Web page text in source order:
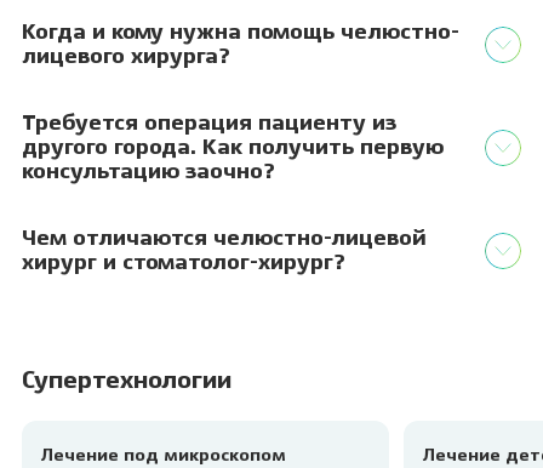
Когда и кому нужна помощь челюстно-
лицевого хирурга?
Требуется операция пациенту из
другого города. Как получить первую
консультацию заочно?
Чем отличаются челюстно-лицевой
хирург и стоматолог-хирург?
Супертехнологии
Лечение под микроскопом Лечение